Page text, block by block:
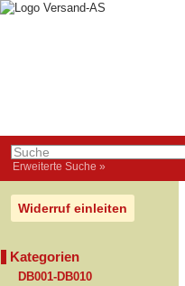
Erweiterte Suche »
Widerruf einleiten
Kategorien
DB001-DB010